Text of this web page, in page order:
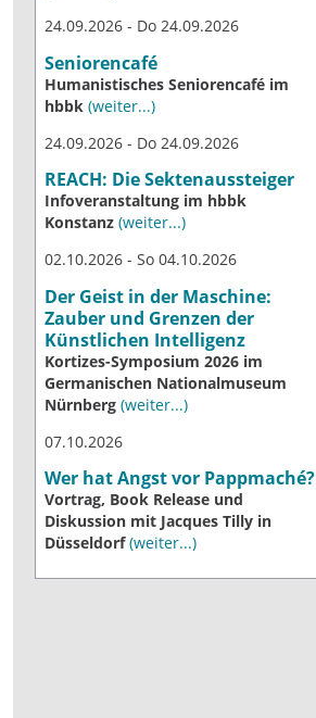
24.09.2026 - Do 24.09.2026
Seniorencafé
Humanistisches Seniorencafé im
hbbk(weiter...)
24.09.2026 - Do 24.09.2026
REACH: Die Sektenaussteiger
Infoveranstaltung im hbbk
Konstanz(weiter...)
02.10.2026 - So 04.10.2026
Der Geist in der Maschine:
Zauber und Grenzen der
Künstlichen Intelligenz
Kortizes-Symposium 2026 im
Germanischen Nationalmuseum
Nürnberg(weiter...)
07.10.2026
Wer hat Angst vor Pappmaché?
Vortrag, Book Release und
Diskussion mit Jacques Tilly in
Düsseldorf(weiter...)